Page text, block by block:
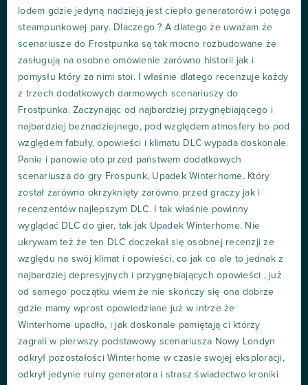
lodem gdzie jedyną nadzieją jest ciepło generatorów i potęga
steampunkowej pary. Dlaczego ? A dlatego że uważam że
scenariusze do Frostpunka są tak mocno rozbudowane że
zasługują na osobne omówienie zarówno historii jak i
pomysłu który za nimi stoi. I właśnie dlatego recenzuje każdy
z trzech dodatkowych darmowych scenariuszy do
Frostpunka. Zaczynając od najbardziej przygnębiającego i
najbardziej beznadziejnego, pod względem atmosfery bo pod
względem fabuły, opowieści i klimatu DLC wypada doskonale.
Panie i panowie oto przed państwem dodatkowych
scenariusza do gry Frospunk, Upadek Winterhome. Który
został zarówno okrzyknięty zarówno przed graczy jak i
recenzentów najlepszym DLC. I tak właśnie powinny
wyglądać DLC do gier, tak jak Upadek Winterhome. Nie
ukrywam też że ten DLC doczekał się osobnej recenzji ze
względu na swój klimat i opowieści, co jak co ale to jednak z
najbardziej depresyjnych i przygnębiających opowieści , już
od samego początku wiem że nie skończy się ona dobrze
gdzie mamy wprost opowiedziane już w intrze że
Winterhome upadło, i jak doskonale pamiętają ci którzy
zagrali w pierwszy podstawowy scenariusza Nowy Londyn
odkrył pozostałości Winterhome w czasie swojej eksploracji,
odkrył jedynie ruiny generatora i strasz świadectwo kroniki